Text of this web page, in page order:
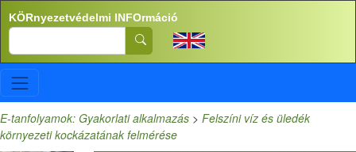
Ugrás a tartalomra
KÖRnyezetvédelmi INFOrmáció
Search
E-tanfolyamok: Gyakorlati alkalmazás > Felszíni víz és üledék
környezeti kockázatának felmérése